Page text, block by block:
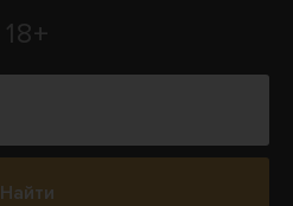
18+
Найти